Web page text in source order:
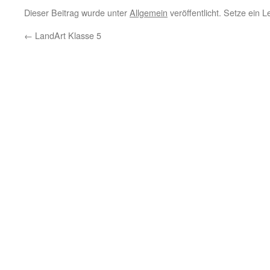
Dieser Beitrag wurde unterAllgemein veröffentlicht. Setze ein
← LandArt Klasse 5